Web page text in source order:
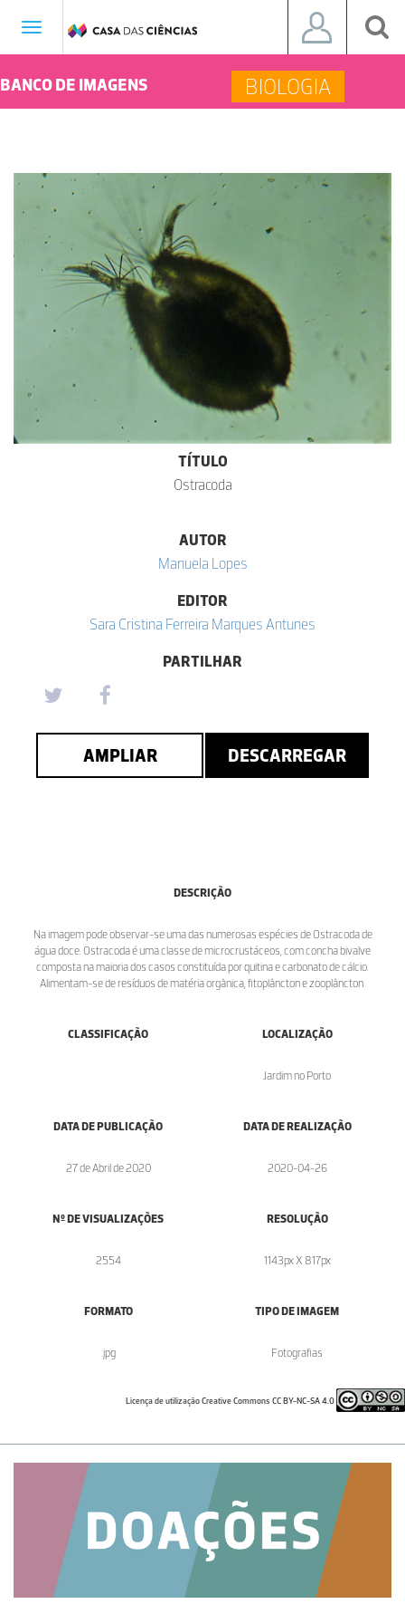
Toggle
BANCO DE IMAGENS BIOLOGIA
TÍTULO
Ostracoda
AUTOR
Manuela Lopes
EDITOR
Sara Cristina Ferreira Marques Antunes
PARTILHAR
AMPLIAR DESCARREGAR
DESCRIÇÃO
Na imagem pode observar-se uma das numerosas espécies de Ostracoda de
água doce. Ostracoda é uma classe de microcrustáceos, com concha bivalve
composta na maioria dos casos constituída por quitina e carbonato de cálcio.
Alimentam-se de resíduos de matéria orgânica, fitoplâncton e zooplâncton.
CLASSIFICAÇÃO LOCALIZAÇÃO
Jardim no Porto
DATA DE PUBLICAÇÃO
27 de Abril de 2020
DATA DE REALIZAÇÃO
2020-04-26
Nº DE VISUALIZAÇÕES
2554
RESOLUÇÃO
1143px X 817px
FORMATO
.jpg
TIPO DE IMAGEM
Fotografias
Licença de utilização Creative Commons CC BY-NC-SA 4.0